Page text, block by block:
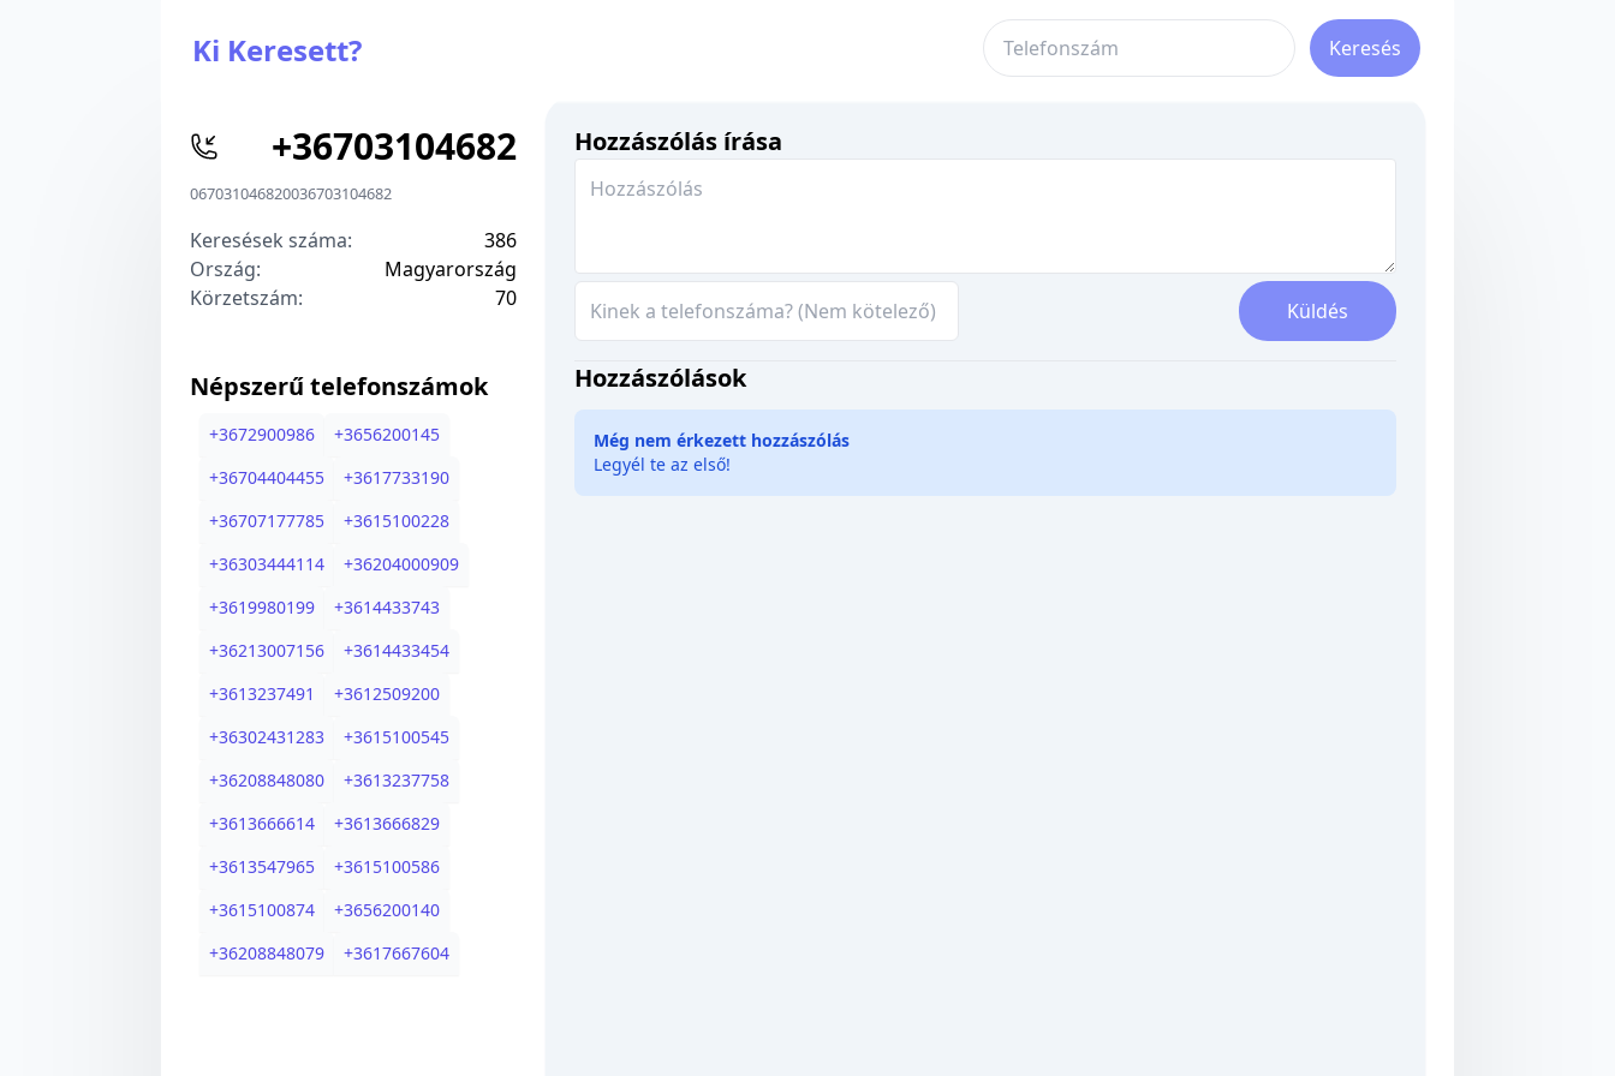
Ki Keresett? Keresés
+36703104682
067031046820036703104682
Keresések száma:
386
Ország:
Magyarország
Körzetszám:
70
Népszerű telefonszámok
+3672900986 +3656200145
+36704404455 +3617733190
+36707177785 +3615100228
+36303444114 +36204000909
+3619980199 +3614433743
+36213007156 +3614433454
+3613237491 +3612509200
+36302431283 +3615100545
+36208848080 +3613237758
+3613666614 +3613666829
+3613547965 +3615100586
+3615100874 +3656200140
+36208848079 +3617667604
Hozzászólás írása
Küldés
Hozzászólások
Még nem érkezett hozzászólás
Legyél te az első!